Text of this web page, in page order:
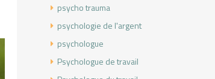
psycho trauma
psychologie de l'argent
psychologue
Psychologue de travail